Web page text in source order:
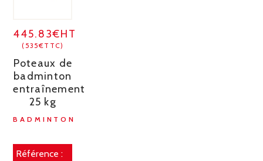
445.83€HT
(535€TTC)
Poteaux de
badminton
entraînement
25 kg
BADMINTON
Référence :